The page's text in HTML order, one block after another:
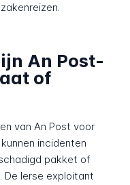
An Post-
of
van An Post voor
incidenten
pakket of
De Ierse exploitant